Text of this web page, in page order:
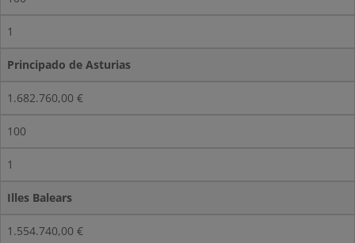
1
Principado de Asturias
1.682.760,00 €
100
1
Illes Balears
1.554.740,00 €